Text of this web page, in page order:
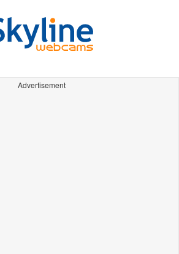
Advertisement